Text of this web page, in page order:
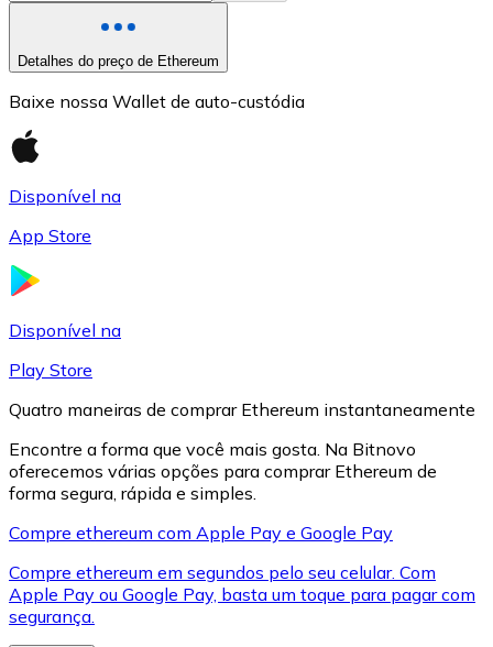
XRP
XRP
Detalhes do preço de Ethereum
Baixe nossa Wallet de auto-custódia
Disponível na
App Store
Disponível na
Play Store
Quatro maneiras de comprar Ethereum instantaneamente
Encontre a forma que você mais gosta. Na Bitnovo
oferecemos várias opções para comprar Ethereum de
forma segura, rápida e simples.
Compre ethereum com Apple Pay e Google Pay
Compre ethereum em segundos pelo seu celular. Com
Apple Pay ou Google Pay, basta um toque para pagar com
segurança.